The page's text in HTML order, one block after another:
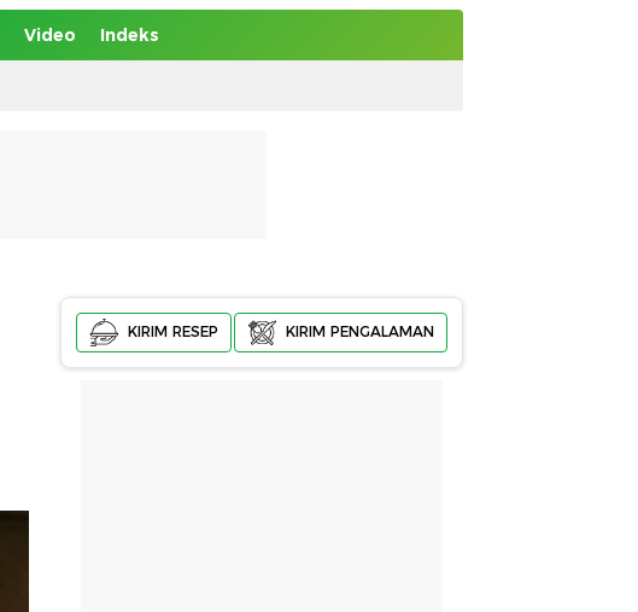
Video Indeks
KIRIM RESEP KIRIM PENGALAMAN